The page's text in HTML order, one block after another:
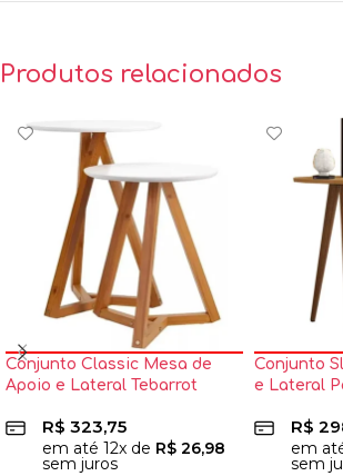
Produtos relacionados
Conjunto Classic Mesa de
Apoio e Lateral Tebarrot
R$ 323,75
em até 12x de R$ 26,98
sem juros
Conjunto
e Lateral
R$
em
sem